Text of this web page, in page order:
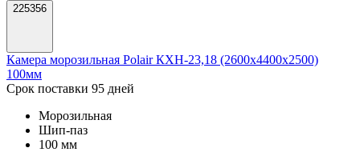
225356
Камера морозильная Polair КХН-23,18 (2600х4400х2500)
100мм
Срок поставки 95 дней
Морозильная
Шип-паз
100 мм